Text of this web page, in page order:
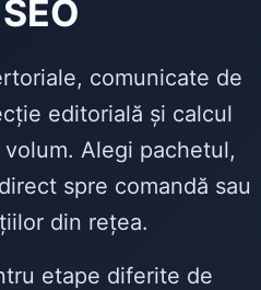
comunicate de
editorială și calcul
Alegi pachetul,
spre comandă sau
din rețea.
etape diferite de